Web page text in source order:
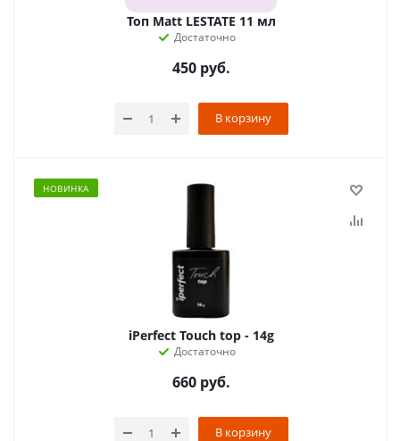
Топ Matt LESTATE 11 мл
Достаточно
450руб.
В корзину
НОВИНКА
iPerfect Touch top - 14g
Достаточно
660руб.
В корзину